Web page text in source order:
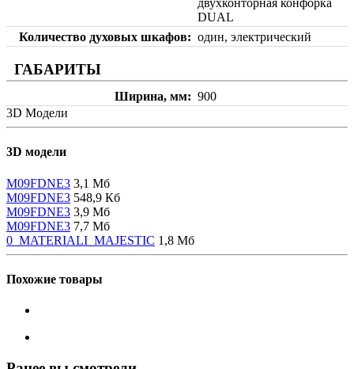
двухконторная конфорка
DUAL
Количество духовых шкафов
один, электрический
ГАБАРИТЫ
Ширина, мм
900
3D Модели
3D модели
M09FDNE3 3,1 Мб
M09FDNE3 548,9 Кб
M09FDNE3 3,9 Мб
M09FDNE3 7,7 Мб
0_MATERIALI_MAJESTIC 1,8 Мб
Похожие товары